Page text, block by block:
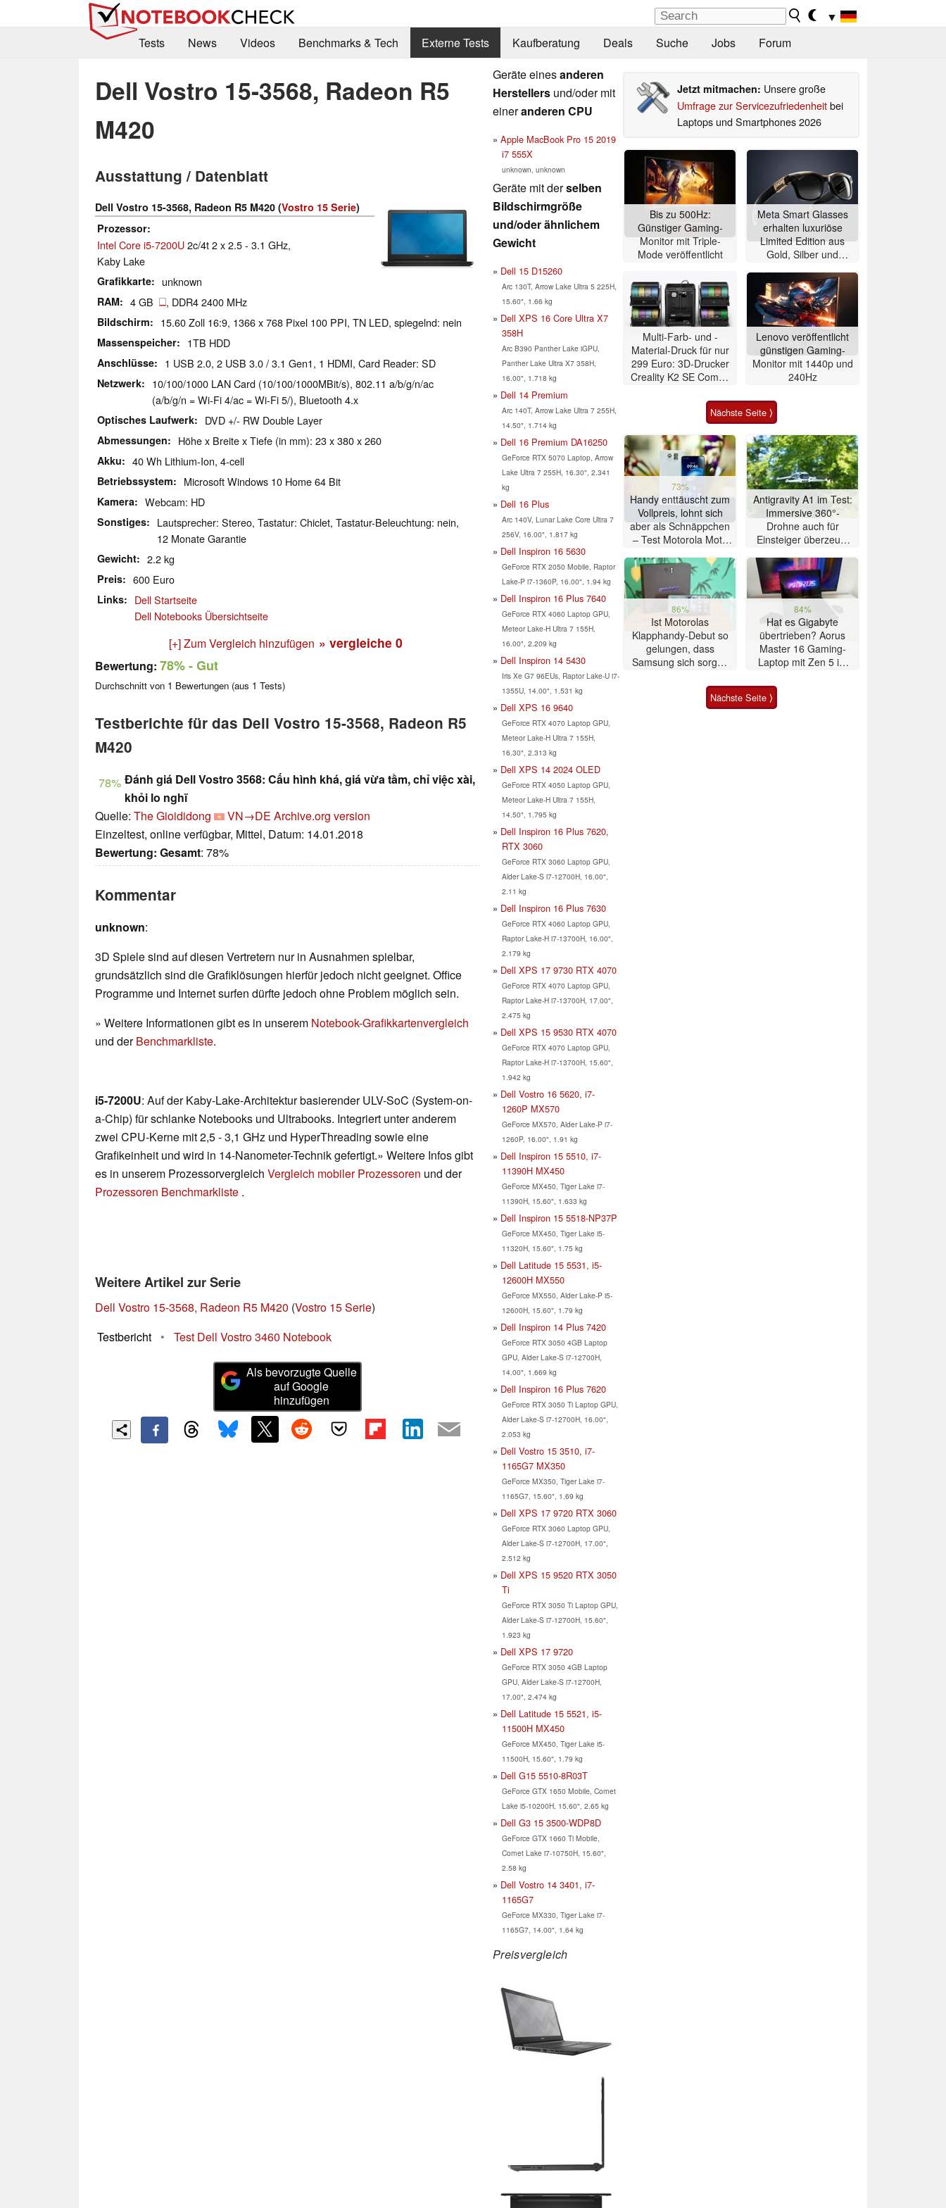
▼
Tests
News Videos Benchmarks & Tech Externe Tests Kaufberatung Deals Suche Jobs Forum
Dell Vostro 15-3568, Radeon R5
M420
Ausstattung / Datenblatt
Dell Vostro 15-3568, Radeon R5 M420 (Vostro 15 Serie)
Prozessor
Intel Core i5-7200U2c/4t 2 x 2.5 - 3.1 GHz,
Kaby Lake
Grafikkarte unknown
RAM 4 GB , DDR4 2400 MHz
Bildschirm 15.60 Zoll 16:9, 1366 x 768 Pixel 100 PPI, TN LED, spiegelnd: nein
Massenspeicher 1TB HDD
Anschlüsse 1 USB 2.0, 2 USB 3.0 / 3.1 Gen1, 1 HDMI, Card Reader: SD
Netzwerk
10/100/1000 LAN Card (10/100/1000MBit/s), 802.11 a/b/g/n/ac
(a/b/g/n = Wi-Fi 4/ac = Wi-Fi 5/), Bluetooth 4.x
Optisches Laufwerk DVD +/- RW Double Layer
Abmessungen Höhe x Breite x Tiefe (in mm): 23 x 380 x 260
Akku 40 Wh Lithium-Ion, 4-cell
Betriebssystem Microsoft Windows 10 Home 64 Bit
Kamera Webcam: HD
Sonstiges
Lautsprecher: Stereo, Tastatur: Chiclet, Tastatur-Beleuchtung: nein,
12 Monate Garantie
Gewicht 2.2 kg
Preis 600 Euro
Links
Dell Startseite
Dell Notebooks Übersichtseite
[+] Zum Vergleich hinzufügen » vergleiche 0
Bewertung: 78%- Gut
Durchschnitt von 1 Bewertungen (aus 1 Tests)
Testberichte für das Dell Vostro 15-3568, Radeon R5
M420
78% Đánh giá Dell Vostro 3568: Cấu hình khá, giá vừa tầm, chỉ việc xài,
khỏi lo nghĩ
Quelle: The Gioididong VN→DE Archive.org version
Einzeltest, online verfügbar, Mittel, Datum: 14.01.2018
Bewertung: Gesamt: 78%
Kommentar
unknown:
3D Spiele sind auf diesen Vertretern nur in Ausnahmen spielbar,
grundsätzlich sind die Grafiklösungen hierfür jedoch nicht geeignet. Office
Programme und Internet surfen dürfte jedoch ohne Problem möglich sein.
» Weitere Informationen gibt es in unserem Notebook-Grafikkartenvergleich
und derBenchmarkliste.
i5-7200U: Auf der Kaby-Lake-Architektur basierender ULV-SoC (System-on-
a-Chip) für schlanke Notebooks und Ultrabooks. Integriert unter anderem
zwei CPU-Kerne mit 2,5 - 3,1 GHz und HyperThreading sowie eine
Grafikeinheit und wird in 14-Nanometer-Technik gefertigt.» Weitere Infos gibt
es in unserem Prozessorvergleich Vergleich mobiler Prozessoren und der
Prozessoren Benchmarkliste .
Weitere Artikel zur Serie
Dell Vostro 15-3568, Radeon R5 M420 (Vostro 15 Serie)
Testbericht
• Test Dell Vostro 3460 Notebook
Als bevorzugte Quelle
auf Google
hinzufügen
Geräte einesanderen
Herstellers und/oder mit
eineranderen CPU
Apple MacBook Pro 15 2019
i7 555X
unknown, unknown
Geräte mit derselben
Bildschirmgröße
und/oder ähnlichem
Gewicht
Dell 15 D15260
Arc 130T, Arrow Lake Ultra 5 225H,
15.60", 1.66 kg
Dell XPS 16 Core Ultra X7
358H
Arc B390 Panther Lake iGPU,
Panther Lake Ultra X7 358H,
16.00", 1.718 kg
Dell 14 Premium
Arc 140T, Arrow Lake Ultra 7 255H,
14.50", 1.714 kg
Dell 16 Premium DA16250
GeForce RTX 5070 Laptop, Arrow
Lake Ultra 7 255H, 16.30", 2.341
kg
Dell 16 Plus
Arc 140V, Lunar Lake Core Ultra 7
256V, 16.00", 1.817 kg
Dell Inspiron 16 5630
GeForce RTX 2050 Mobile, Raptor
Lake-P i7-1360P, 16.00", 1.94 kg
Dell Inspiron 16 Plus 7640
GeForce RTX 4060 Laptop GPU,
Meteor Lake-H Ultra 7 155H,
16.00", 2.209 kg
Dell Inspiron 14 5430
Iris Xe G7 96EUs, Raptor Lake-U i7-
1355U, 14.00", 1.531 kg
Dell XPS 16 9640
GeForce RTX 4070 Laptop GPU,
Meteor Lake-H Ultra 7 155H,
16.30", 2.313 kg
Dell XPS 14 2024 OLED
GeForce RTX 4050 Laptop GPU,
Meteor Lake-H Ultra 7 155H,
14.50", 1.795 kg
Dell Inspiron 16 Plus 7620,
RTX 3060
GeForce RTX 3060 Laptop GPU,
Alder Lake-S i7-12700H, 16.00",
2.11 kg
Dell Inspiron 16 Plus 7630
GeForce RTX 4060 Laptop GPU,
Raptor Lake-H i7-13700H, 16.00",
2.179 kg
Dell XPS 17 9730 RTX 4070
GeForce RTX 4070 Laptop GPU,
Raptor Lake-H i7-13700H, 17.00",
2.475 kg
Dell XPS 15 9530 RTX 4070
GeForce RTX 4070 Laptop GPU,
Raptor Lake-H i7-13700H, 15.60",
1.942 kg
Dell Vostro 16 5620, i7-
1260P MX570
GeForce MX570, Alder Lake-P i7-
1260P, 16.00", 1.91 kg
Dell Inspiron 15 5510, i7-
11390H MX450
GeForce MX450, Tiger Lake i7-
11390H, 15.60", 1.633 kg
Dell Inspiron 15 5518-NP37P
GeForce MX450, Tiger Lake i5-
11320H, 15.60", 1.75 kg
Dell Latitude 15 5531, i5-
12600H MX550
GeForce MX550, Alder Lake-P i5-
12600H, 15.60", 1.79 kg
Dell Inspiron 14 Plus 7420
GeForce RTX 3050 4GB Laptop
GPU, Alder Lake-S i7-12700H,
14.00", 1.669 kg
Dell Inspiron 16 Plus 7620
GeForce RTX 3050 Ti Laptop GPU,
Alder Lake-S i7-12700H, 16.00",
2.053 kg
Dell Vostro 15 3510, i7-
1165G7 MX350
GeForce MX350, Tiger Lake i7-
1165G7, 15.60", 1.69 kg
Dell XPS 17 9720 RTX 3060
GeForce RTX 3060 Laptop GPU,
Alder Lake-S i7-12700H, 17.00",
2.512 kg
Dell XPS 15 9520 RTX 3050
Ti
GeForce RTX 3050 Ti Laptop GPU,
Alder Lake-S i7-12700H, 15.60",
1.923 kg
Dell XPS 17 9720
GeForce RTX 3050 4GB Laptop
GPU, Alder Lake-S i7-12700H,
17.00", 2.474 kg
Dell Latitude 15 5521, i5-
11500H MX450
GeForce MX450, Tiger Lake i5-
11500H, 15.60", 1.79 kg
Dell G15 5510-8R03T
GeForce GTX 1650 Mobile, Comet
Lake i5-10200H, 15.60", 2.65 kg
Dell G3 15 3500-WDP8D
GeForce GTX 1660 Ti Mobile,
Comet Lake i7-10750H, 15.60",
2.58 kg
Dell Vostro 14 3401, i7-
1165G7
GeForce MX330, Tiger Lake i7-
1165G7, 14.00", 1.64 kg
Preisvergleich
Jetzt mitmachen: Unsere große
Umfrage zur Servicezufriedenheitbei
Laptops und Smartphones 2026
Bis zu 500Hz:
Günstiger Gaming-
Monitor mit Triple-
Mode veröffentlicht
Meta Smart Glasses
erhalten luxuriöse
Limited Edition aus
Gold, Silber und
Multi-Farb- und -
Material-Druck für nur
299 Euro: 3D-Drucker
Creality K2 SE Combo
Schnäppchenpreis
Lenovo veröffentlicht
günstigen Gaming-
Monitor mit 1440p und
240Hz
Nächste Seite ⟩
73%
Handy enttäuscht zum
Vollpreis, lohnt sich
aber als Schnäppchen
– Test Motorola Moto
Antigravity A1 im Test:
Immersive 360°-
Drohne auch für
Einsteiger überzeugt
86%
Ist Motorolas
Klapphandy-Debut so
gelungen, dass
Samsung sich sorgen
Smartphone im Test
84%
Hat es Gigabyte
übertrieben? Aorus
Master 16 Gaming-
Laptop mit Zen 5 im
Nächste Seite ⟩